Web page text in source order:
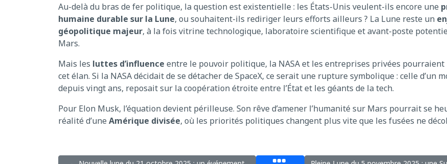
Au-delà du bras de fer politique, la question est existentielle : les États-Unis veulent-ils encore une
humaine durable sur la Lune, ou souhaitent-ils rediriger leurs efforts ailleurs ? La Lune reste un
géopolitique majeur, à la fois vitrine technologique, laboratoire scientifique et avant-poste
Mars.
Mais les luttes d’influence entre le pouvoir politique, la NASA et les entreprises privées
cet élan. Si la NASA décidait de se détacher de SpaceX, ce serait une rupture symbolique : celle d’un
depuis vingt ans, reposait sur la coopération étroite entre l’État et les géants de la tech.
Pour Elon Musk, l’équation devient périlleuse. Son rêve d’amener l’humanité sur Mars pourrait se
réalité d’une Amérique divisée, où les priorités politiques changent plus vite que les fusées ne